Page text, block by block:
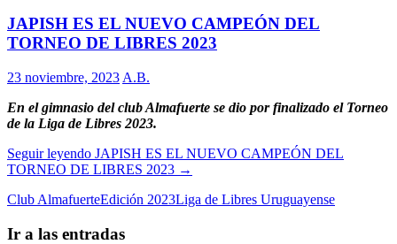
JAPISH ES EL NUEVO CAMPEÓN DEL
TORNEO DE LIBRES 2023
23 noviembre, 2023 A.B.
En el gimnasio del club Almafuerte se dio por finalizado el Torneo
de la Liga de Libres 2023.
Seguir leyendo JAPISH ES EL NUEVO CAMPEÓN DEL
TORNEO DE LIBRES 2023 →
Club AlmafuerteEdición 2023Liga de Libres Uruguayense
Ir a las entradas